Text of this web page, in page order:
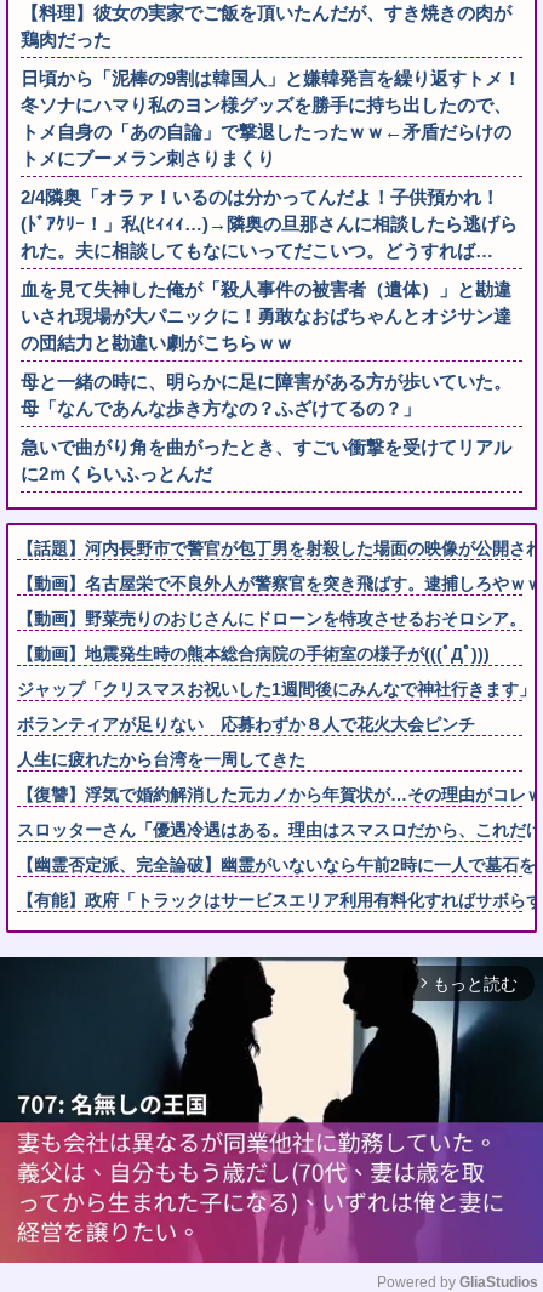
【料理】彼女の実家でご飯を頂いたんだが、すき焼きの肉が
鶏肉だった
日頃から「泥棒の9割は韓国人」と嫌韓発言を繰り返すトメ！
冬ソナにハマり私のヨン様グッズを勝手に持ち出したので、
トメ自身の「あの自論」で撃退したったｗｗ←矛盾だらけの
トメにブーメラン刺さりまくり
2/4隣奥「オラァ！いるのは分かってんだよ！子供預かれ！
(ﾄﾞｱｹﾘｰ！」私(ﾋｨｨｨ…)→隣奥の旦那さんに相談したら逃げら
れた。夫に相談してもなにいってだこいつ。どうすれば…
血を見て失神した俺が「殺人事件の被害者（遺体）」と勘違
いされ現場が大パニックに！勇敢なおばちゃんとオジサン達
の団結力と勘違い劇がこちらｗｗ
母と一緒の時に、明らかに足に障害がある方が歩いていた。
母「なんであんな歩き方なの？ふざけてるの？」
急いで曲がり角を曲がったとき、すごい衝撃を受けてリアル
に2ｍくらいふっとんだ
【話題】河内長野市で警官が包丁男を射殺した場面の映像が公開さ
【動画】名古屋栄で不良外人が警察官を突き飛ばす。逮捕しろやｗ
【動画】野菜売りのおじさんにドローンを特攻させるおそロシア。
【動画】地震発生時の熊本総合病院の手術室の様子が(((ﾟДﾟ)))
ジャップ「クリスマスお祝いした1週間後にみんなで神社行きます
ボランティアが足りない 応募わずか８人で花火大会ピンチ
人生に疲れたから台湾を一周してきた
【復讐】浮気で婚約解消した元カノから年賀状が…その理由がコレ
スロッターさん「優遇冷遇はある。理由はスマスロだから、これだ
【幽霊否定派、完全論破】幽霊がいないなら午前2時に一人で墓石
【有能】政府「トラックはサービスエリア利用有料化すればサボら
arrow_forward_ios もっと読む
Powered by GliaStudios